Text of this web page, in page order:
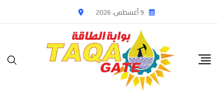
to
9 أغسطس، 2026